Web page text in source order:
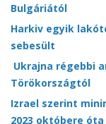
Bulgáriától
Harkiv egyik
sebesült
Ukrajna régebbi
Törökországtól
Izrael szerint
2023 októbere óta